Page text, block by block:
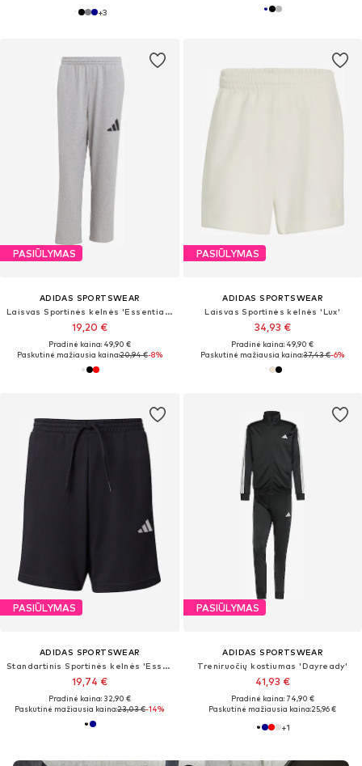
+3
PASIŪLYMAS
ADIDAS SPORTSWEAR
Laisvas Sportinės kelnės 'Essentials'
19,20 €
Pradinė kaina: 49,90 €
Paskutinė mažiausia kaina:20,94 €-8%
PASIŪLYMAS
ADIDAS SPORTSWEAR
Laisvas Sportinės kelnės 'Lux'
34,93 €
Pradinė kaina: 49,90 €
Paskutinė mažiausia kaina:37,43 €-6%
PASIŪLYMAS
ADIDAS SPORTSWEAR
Standartinis Sportinės kelnės 'Essentials'
19,74 €
Pradinė kaina: 32,90 €
Paskutinė mažiausia kaina:23,03 €-14%
PASIŪLYMAS
ADIDAS SPORTSWEAR
Treniruočių kostiumas 'Dayready'
41,93 €
Pradinė kaina: 74,90 €
Paskutinė mažiausia kaina:25,96 €
+1